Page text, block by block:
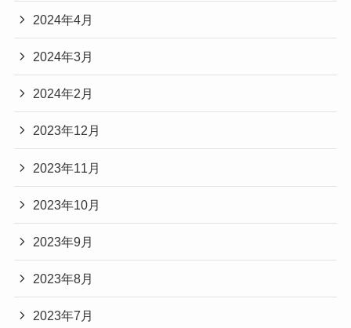
2024年4月
2024年3月
2024年2月
2023年12月
2023年11月
2023年10月
2023年9月
2023年8月
2023年7月